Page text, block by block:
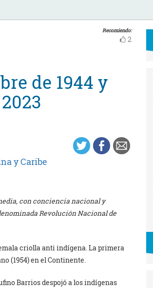
Recomiendo:
2
de 1944 y
y Caribe
con conciencia nacional y
Revolución Nacional de
criolla anti indígena. La primera
(1954) en el Continente.
Barrios despojó a los indígenas